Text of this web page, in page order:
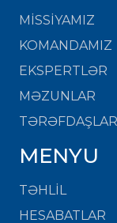
MISSIYAMIZ
KOMANDAMIZ
EKSPERTLƏR
MƏZUNLAR
TƏRƏFDAŞLAR
MENYU
TƏHLİL
HESABATLAR